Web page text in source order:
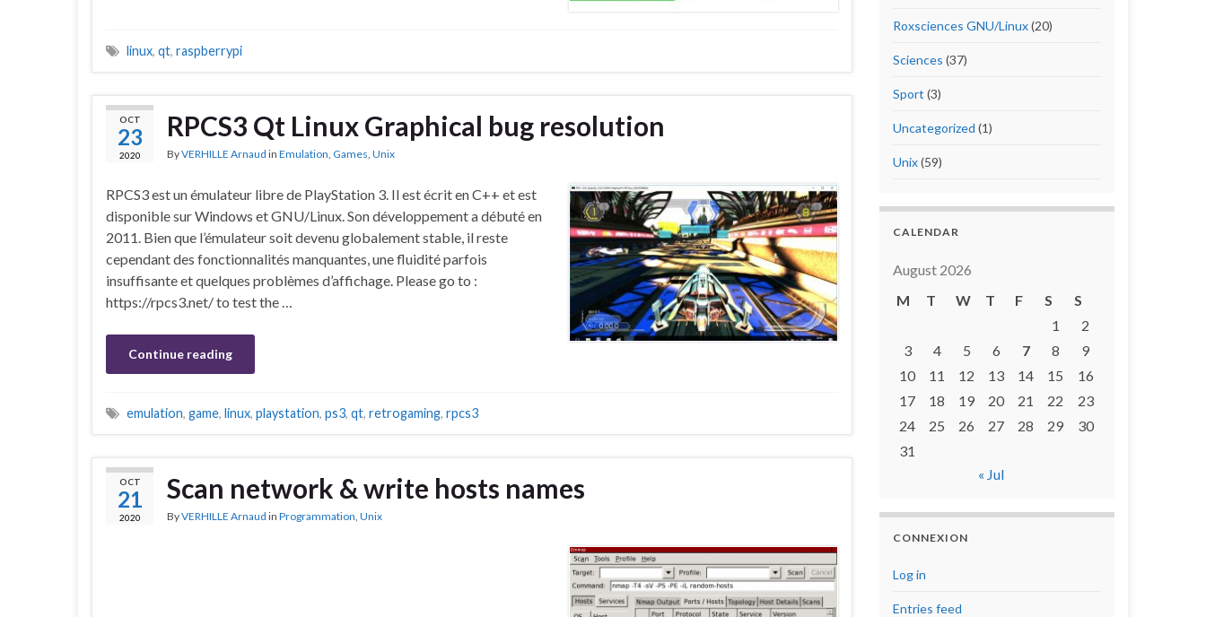
linux, qt, raspberrypi
OCT
23
2020
RPCS3 Qt Linux Graphical bug resolution
ByVERHILLE Arnaud in Emulation Games Unix
RPCS3 est un émulateur libre de PlayStation 3. Il est écrit en C++ et est
disponible sur Windows et GNU/Linux. Son développement a débuté en
2011. Bien que l’émulateur soit devenu globalement stable, il reste
cependant des fonctionnalités manquantes, une fluidité parfois
insuffisante et quelques problèmes d’affichage. Please go to :
https://rpcs3.net/ to test the …
Continue reading
emulation, game, linux, playstation, ps3, qt, retrogaming, rpcs3
OCT
21
2020
Scan network & write hosts names
ByVERHILLE Arnaud in Programmation Unix
Roxsciences GNU/Linux(20)
Sciences (37)
Sport (3)
Uncategorized (1)
Unix(59)
CALENDAR
August 2026
M
T W T F S
S
1
2
3
4 5 6 7 8
9
10
11 12 13 14 15
16
17
18 19 20 21 22
23
24
25 26 27 28 29
30
31
« Jul
CONNEXION
Log in
Entries feed